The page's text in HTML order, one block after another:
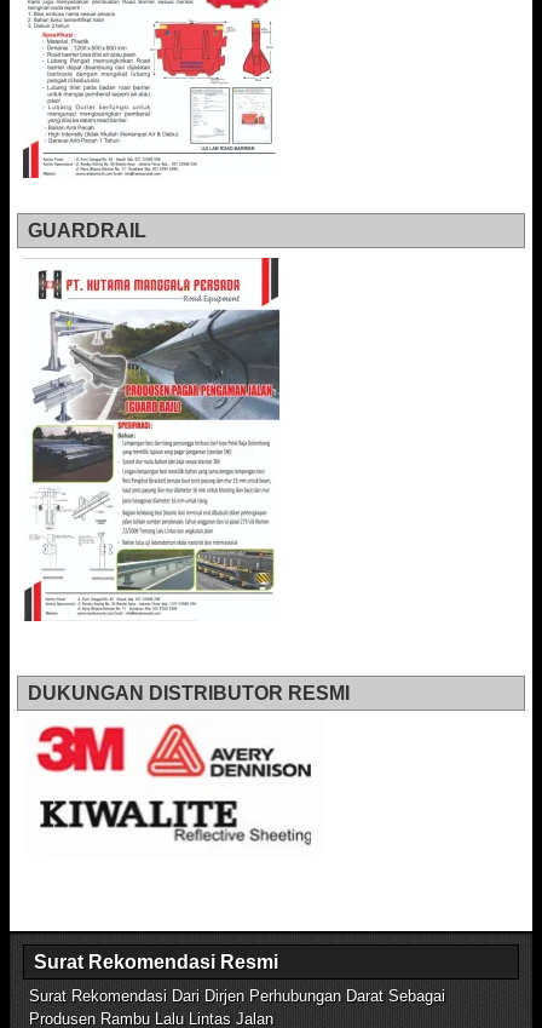
GUARDRAIL
DUKUNGAN DISTRIBUTOR RESMI
Surat Rekomendasi Resmi
Surat Rekomendasi Dari Dirjen Perhubungan Darat Sebagai
Produsen Rambu Lalu Lintas Jalan